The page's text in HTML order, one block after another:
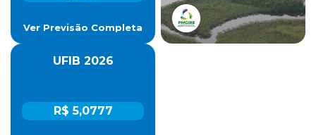
Ver Previsão Completa
UFIB 2026
R$ 5,0777